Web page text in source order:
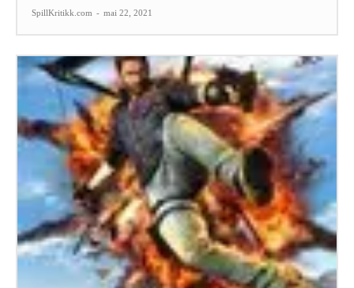
SpillKritikk.com - mai 22, 2021